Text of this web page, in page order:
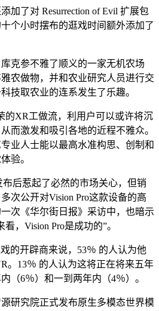
了对 Resurrection of Evil 扩展包
个小时摆布的逛戏时间额外添加了
参不雅了顺义的一家无机农场
农做物，并和农业研究人员进行交
技取农业的连系发生了乐趣。
XR工做流，利用户可以或许将沉
而激发和吸引各地的近程不雅众。
业人士能以最高水准构思、创制和
验。
后惹起了必然的市场关心，但销
次公开对Vision Pro这款设备的高
次《华尔街日报》采访中，也暗示
，Vision Pro是成功的”。
开辟商来说，53％ 的人认为他
。13％ 的人认为这将正在将来五年
（6％）和一到两年内（4％）。
研究院正式发布原生多模态世界模